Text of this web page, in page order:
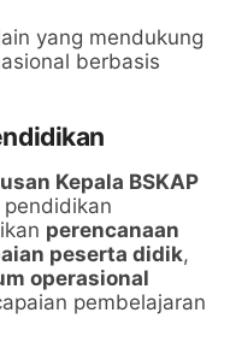
yang mendukung
berbasis
Kepala BSKAP
perencanaan
peserta didik,
operasional
pembelajaran